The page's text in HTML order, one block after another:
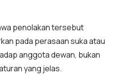
penolakan tersebut
pada perasaan suka atau
anggota dewan, bukan
yang jelas.